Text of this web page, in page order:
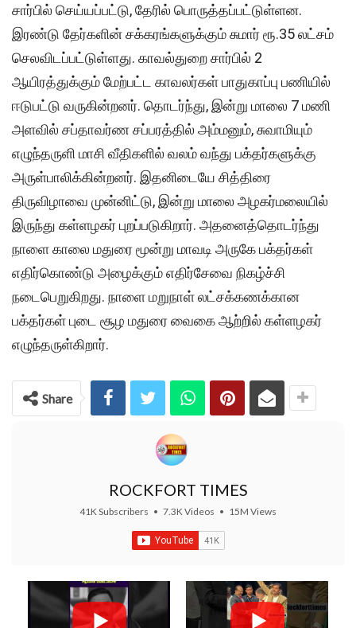
சார்பில் செய்யப்பட்டு, தேரில் பொருத்தப்பட்டுள்ளன.
இரண்டு தேர்களின் சக்கரங்களுக்கும் சுமார் ரூ.35 லட்சம்
செலவிடப்பட்டுள்ளது. காவல்துறை சார்பில் 2
ஆயிரத்துக்கும் மேற்பட்ட காவலர்கள் பாதுகாப்பு பணியில்
ஈடுபட்டு வருகின்றனர். தொடர்ந்து, இன்று மாலை 7 மணி
அளவில் சப்தாவர்ண சப்பரத்தில் அம்மனும், சுவாமியும்
எழுந்தருளி மாசி வீதிகளில் வலம் வந்து பக்தர்களுக்கு
அருள்பாலிக்கின்றனர். இதனிடையே சித்திரை
திருவிழாவை முன்னிட்டு, இன்று மாலை அழகர்மலையில்
இருந்து கள்ளழகர் புறப்படுகிறார். அதனைத்தொடர்ந்து
நாளை காலை மதுரை மூன்று மாவடி அருகே பக்தர்கள்
எதிர்கொண்டு அழைக்கும் எதிர்சேவை நிகழ்ச்சி
நடைபெறுகிறது. நாளை மறுநாள் லட்சக்கணக்கான
பக்தர்கள் புடை சூழ மதுரை வைகை ஆற்றில் கள்ளழகர்
எழுந்தருள்கிறார்.
Share
ROCKFORT TIMES
41K Subscribers • 7.3K Videos • 15M Views